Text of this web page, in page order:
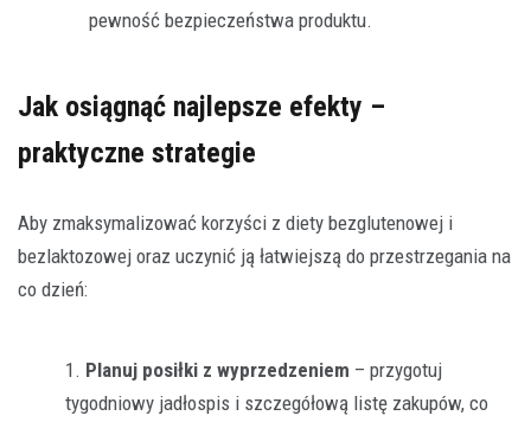
pewność bezpieczeństwa produktu.
Jak osiągnąć najlepsze efekty –
praktyczne strategie
Aby zmaksymalizować korzyści z diety bezglutenowej i
bezlaktozowej oraz uczynić ją łatwiejszą do przestrzegania na
co dzień:
Planuj posiłki z wyprzedzeniem – przygotuj
tygodniowy jadłospis i szczegółową listę zakupów, co